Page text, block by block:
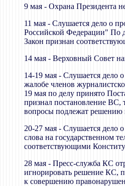
9 мая - Охрана Президента
11 мая - Слушается дело о
Российской Федерации" По
Закон признан
14 мая - Верховный Совет
14-19 мая - Слушается дело
жалобе членов
19 мая по делу принято
признал постановление ВС,
вопросы подлежат решению
20-27 мая - Слушается дело
слова на государственном
соответствующими
28 мая - Пресс-служба КС
игнорировать решение КС,
к совершению